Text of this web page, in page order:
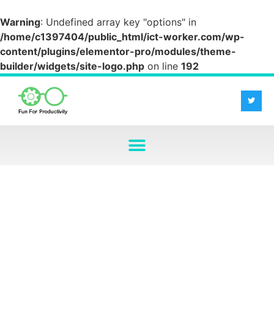
Warning: Undefined array key "options" in
/home/c1397404/public_html/ict-worker.com/wp-
content/plugins/elementor-pro/modules/theme-
builder/widgets/site-logo.php on line 192